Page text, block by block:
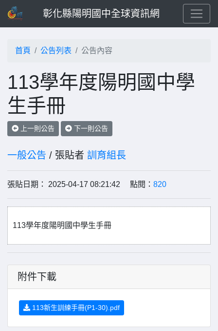
彰化縣陽明國中全球資訊網
首頁 公告列表 公告內容
113學年度陽明國中學
生手冊
上一則公告 下一則公告
一般公告 / 張貼者 訓育組長
張貼日期： 2025-04-17 08:21:42 點閱： 820
113學年度陽明國中學生手冊
附件下載
113新生訓練手冊(P1-30).pdf